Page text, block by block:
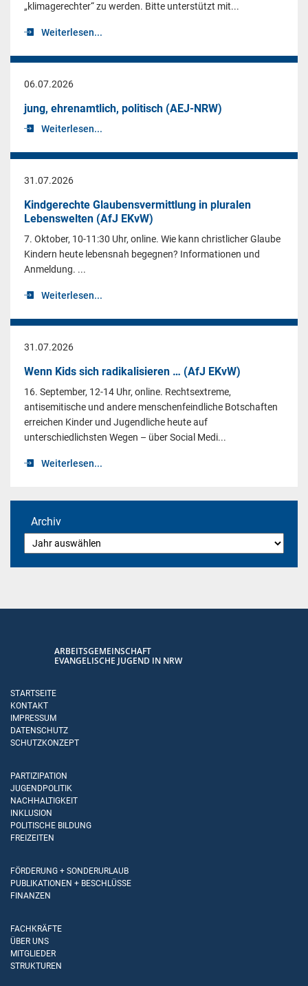
„klimagerechter“ zu werden. Bitte unterstützt mit...
Weiterlesen...
06.07.2026
jung, ehrenamtlich, politisch (AEJ-NRW)
Weiterlesen...
31.07.2026
Kindgerechte Glaubensvermittlung in pluralen
Lebenswelten (AfJ EKvW)
7. Oktober, 10-11:30 Uhr, online. Wie kann christlicher Glaube
Kindern heute lebensnah begegnen? Informationen und
Anmeldung. ...
Weiterlesen...
31.07.2026
Wenn Kids sich radikalisieren … (AfJ EKvW)
16. September, 12-14 Uhr, online. Rechtsextreme,
antisemitische und andere menschenfeindliche Botschaften
erreichen Kinder und Jugendliche heute auf
unterschiedlichsten Wegen – über Social Medi...
Weiterlesen...
Archiv
ARBEITSGEMEINSCHAFT
EVANGELISCHE JUGEND IN NRW
STARTSEITE
KONTAKT
IMPRESSUM
DATENSCHUTZ
SCHUTZKONZEPT
PARTIZIPATION
JUGENDPOLITIK
NACHHALTIGKEIT
INKLUSION
POLITISCHE BILDUNG
FREIZEITEN
FÖRDERUNG + SONDERURLAUB
PUBLIKATIONEN + BESCHLÜSSE
FINANZEN
FACHKRÄFTE
ÜBER UNS
MITGLIEDER
STRUKTUREN